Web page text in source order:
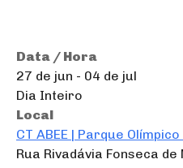
Data / Hora
27 de jun - 04 de jul
Dia Inteiro
Local
CT ABEE | Parque
Rua Rivadávia Fonseca